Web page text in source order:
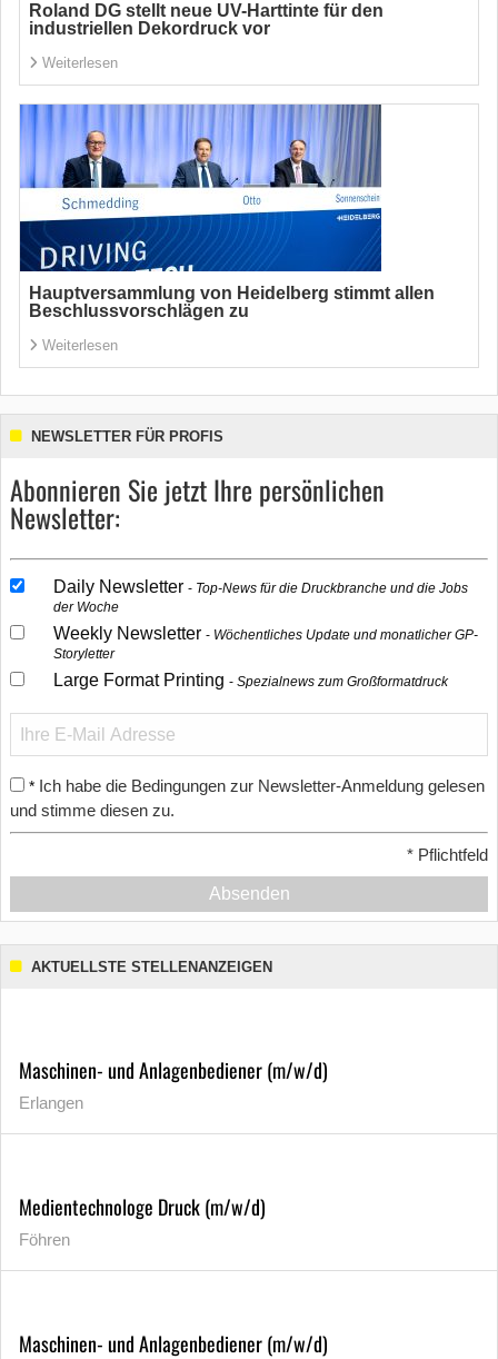
Roland DG stellt neue UV-Harttinte für den
industriellen Dekordruck vor
Weiterlesen
Hauptversammlung von Heidelberg stimmt allen
Beschlussvorschlägen zu
Weiterlesen
NEWSLETTER FÜR PROFIS
Abonnieren Sie jetzt Ihre persönlichen
Newsletter:
Daily Newsletter
Top-News für die Druckbranche und die Jobs
der Woche
Weekly Newsletter
Wöchentliches Update und monatlicher GP-
Storyletter
Large Format Printing Spezialnews zum Großformatdruck
* Ich habe die Bedingungen zur Newsletter-Anmeldung gelesen
und stimme diesen zu.
* Pflichtfeld
Absenden
AKTUELLSTE STELLENANZEIGEN
Maschinen- und Anlagenbediener (m/w/d)
Erlangen
Medientechnologe Druck (m/w/d)
Föhren
Maschinen- und Anlagenbediener (m/w/d)